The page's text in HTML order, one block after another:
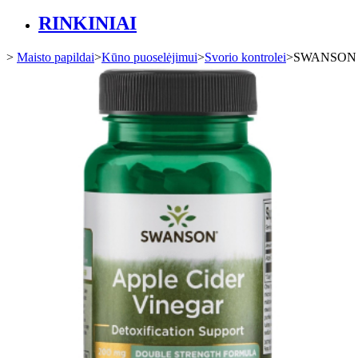
RINKINIAI
> Maisto papildai>Kūno puoselėjimui>Svorio kontrolei>